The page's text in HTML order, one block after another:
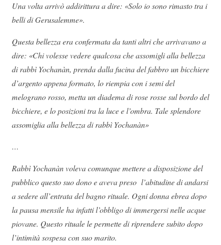
Una volta arrivò addirittura a dire: «Solo io sono rimasto tra i
belli di Gerusalemme».
Questa bellezza era confermata da tanti altri che arrivavano a
dire: «Chi volesse vedere qualcosa che assomigli alla bellezza
di rabbì Yochanàn, prenda dalla fucina del fabbro un bicchiere
d’argento appena formato, lo riempia con i semi del
melograno rosso, metta un diadema di rose rosse sul bordo del
bicchiere, e lo posizioni tra la luce e l’ombra. Tale splendore
assomiglia alla bellezza di rabbì Yochanàn»
…
Rabbì Yochanàn voleva comunque mettere a disposizione del
pubblico questo suo dono e aveva preso l’abitudine di andarsi
a sedere all’entrata del bagno rituale. Ogni donna ebrea dopo
la pausa mensile ha infatti l’obbligo di immergersi nelle acque
piovane. Questo rituale le permette di riprendere subito dopo
l’intimità sospesa con suo marito.